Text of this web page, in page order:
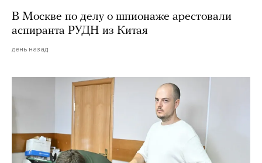
В Москве по делу о шпионаже арестовали
аспиранта РУДН из Китая
день назад